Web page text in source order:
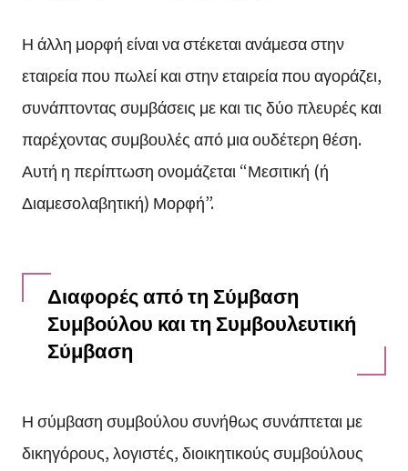
Η άλλη μορφή είναι να στέκεται ανάμεσα στην
εταιρεία που πωλεί και στην εταιρεία που αγοράζει,
συνάπτοντας συμβάσεις με και τις δύο πλευρές και
παρέχοντας συμβουλές από μια ουδέτερη θέση.
Αυτή η περίπτωση ονομάζεται “Μεσιτική (ή
Διαμεσολαβητική) Μορφή”.
Διαφορές από τη Σύμβαση
Συμβούλου και τη Συμβουλευτική
Σύμβαση
Η σύμβαση συμβούλου συνήθως συνάπτεται με
δικηγόρους, λογιστές, διοικητικούς συμβούλους